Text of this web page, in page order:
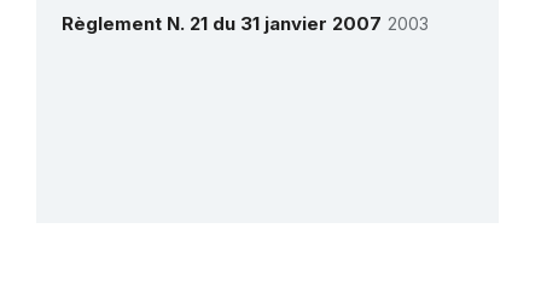
Règlement N. 21 du 31 janvier 2007 2003